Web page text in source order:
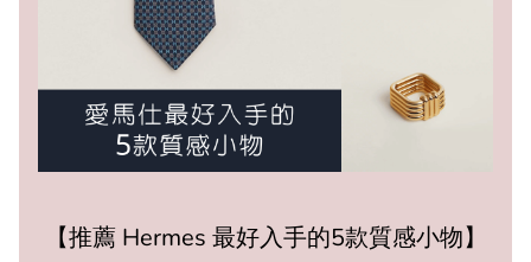
【推薦 Hermes 最好入手的5款質感小物】